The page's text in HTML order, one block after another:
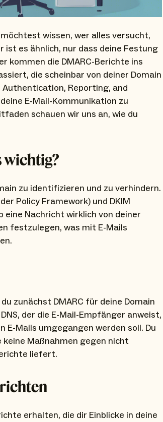
wissen, wer alles versucht,
ist es ähnlich, nur dass deine Festung
kommen die DMARC-Berichte ins
die scheinbar von deiner Domain
Reporting, and
E-Mail-Kommunikation zu
schauen wir uns an, wie du
wichtig?
zu identifizieren und zu verhindern.
Policy Framework) und DKIM
eine Nachricht wirklich von deiner
festzulegen, was mit E-Mails
zunächst DMARC für deine Domain
der die E-Mail-Empfänger anweist,
Mails umgegangen werden soll. Du
Maßnahmen gegen nicht
liefert.
erhalten, die dir Einblicke in deine